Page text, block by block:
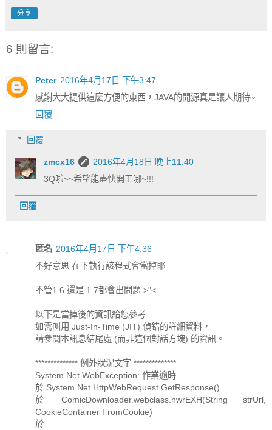
分享
6 則留言:
Peter 2016年4月17日 下午3:47
感謝大大提供這麼方便的東西，JAVA的開源真是讓人期待~
回覆
回覆
zmcx16
2016年4月18日 晚上11:40
3Q啦~~希望能盡快開工哪~!!!
回覆
匿名 2016年4月17日 下午4:36
不好意思 在下執行該程式會當掉耶
不管1.6 還是 1.7都會出問題 >"<
以下是當掉後的資訊給您參考
如需叫用 Just-In-Time (JIT) 偵錯的詳細資料，
請參閱本訊息結尾處 (而非這個對話方塊) 的資訊。
************** 例外狀況文字 **************
System.Net.WebException: 作業逾時
於 System.Net.HttpWebRequest.GetResponse()
於 ComicDownloader.webclass.hwrEXH(String _strUrl,
CookieContainer FromCookie)
於